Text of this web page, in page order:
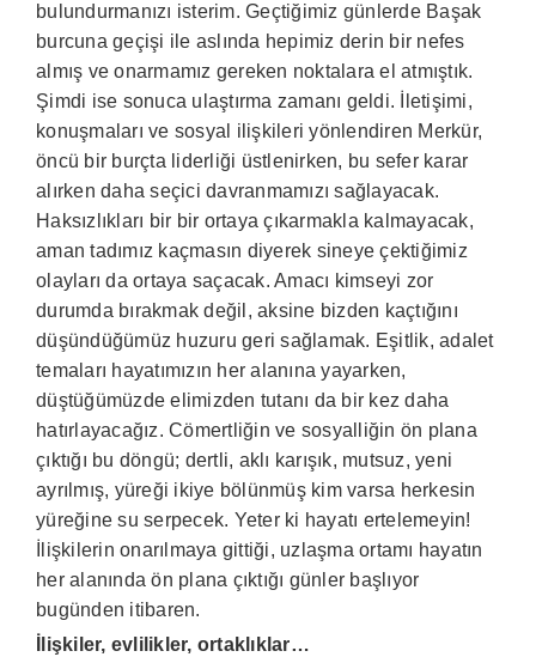
bulundurmanızı isterim. Geçtiğimiz günlerde Başak
burcuna geçişi ile aslında hepimiz derin bir nefes
almış ve onarmamız gereken noktalara el atmıştık.
Şimdi ise sonuca ulaştırma zamanı geldi. İletişimi,
konuşmaları ve sosyal ilişkileri yönlendiren Merkür,
öncü bir burçta liderliği üstlenirken, bu sefer karar
alırken daha seçici davranmamızı sağlayacak.
Haksızlıkları bir bir ortaya çıkarmakla kalmayacak,
aman tadımız kaçmasın diyerek sineye çektiğimiz
olayları da ortaya saçacak. Amacı kimseyi zor
durumda bırakmak değil, aksine bizden kaçtığını
düşündüğümüz huzuru geri sağlamak. Eşitlik, adalet
temaları hayatımızın her alanına yayarken,
düştüğümüzde elimizden tutanı da bir kez daha
hatırlayacağız. Cömertliğin ve sosyalliğin ön plana
çıktığı bu döngü; dertli, aklı karışık, mutsuz, yeni
ayrılmış, yüreği ikiye bölünmüş kim varsa herkesin
yüreğine su serpecek. Yeter ki hayatı ertelemeyin!
İlişkilerin onarılmaya gittiği, uzlaşma ortamı hayatın
her alanında ön plana çıktığı günler başlıyor
bugünden itibaren.
İlişkiler, evlilikler, ortaklıklar…